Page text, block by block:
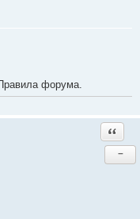
форума.
−